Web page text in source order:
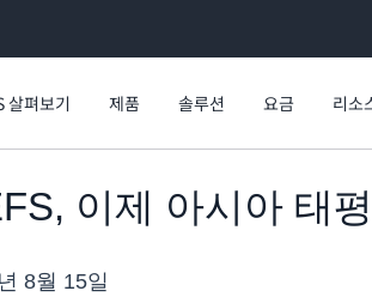
살펴보기 제품 솔루션 요금 리소
이제 아시아 태
8월 15일